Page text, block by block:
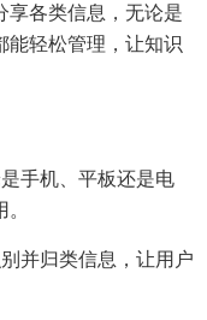
享各类信息，无论是
能轻松管理，让知识
手机、平板还是电
并归类信息，让用户